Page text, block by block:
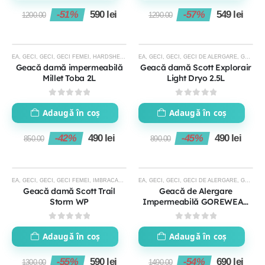
1200.00 -51% 590 lei 1290.00 -57% 549 lei
EA, GECI , GECI , GECI FEMEI , HARDSHELL URI ,IMBRACAMINTE FEMEI , IMBRACAMINTE
Geacă damă impermeabilă
Millet Toba 2L
0out of 5
Adaugă în coș
850.00 -42% 490 lei
EA, GECI , GECI , GECI DE ALERGARE, GECI FEMEI
Geacă damă Scott Explorair
Light Dryo 2.5L
0out of 5
Adaugă în coș
890.00 -45% 490 lei
EA, GECI , GECI , GECI FEMEI , IMBRACAMINTE FEMEI ,PROMOTII
Geacă damă Scott Trail
Storm WP
0out of 5
Adaugă în coș
1300.00 -55% 590 lei
EA, GECI , GECI , GECI DE ALERGARE, GECI FEMEI
Geacă de Alergare
Impermeabilă GOREWEAR
CONCURVE GORE-TEX
0out of 5
Adaugă în coș
1490.00 -54% 690 lei